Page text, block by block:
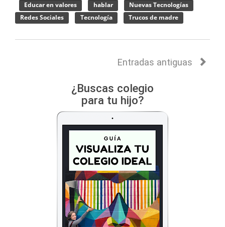
Educar en valores
hablar
Nuevas Tecnologías
Redes Sociales
Tecnología Trucos de madre
Entradas antiguas
¿Buscas colegio
para tu hijo?